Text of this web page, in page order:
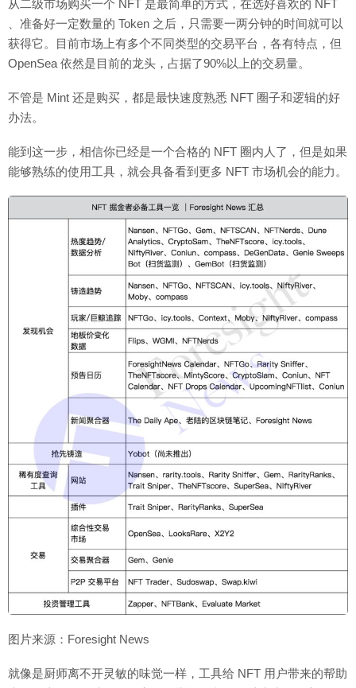
从二级市场购买一个 NFT 是最简单的方式，在选好喜欢的 NFT
、准备好一定数量的 Token 之后，只需要一两分钟的时间就可以
获得它。目前市场上有多个不同类型的交易平台，各有特点，但
OpenSea 依然是目前的龙头，占据了90%以上的交易量。
不管是 Mint 还是购买，都是最快速度熟悉 NFT 圈子和逻辑的好
办法。
能到这一步，相信你已经是一个合格的 NFT 圈内人了，但是如果
能够熟练的使用工具，就会具备看到更多 NFT 市场机会的能力。
图片来源：Foresight News
就像是厨师离不开灵敏的味觉一样，工具给 NFT 用户带来的帮助